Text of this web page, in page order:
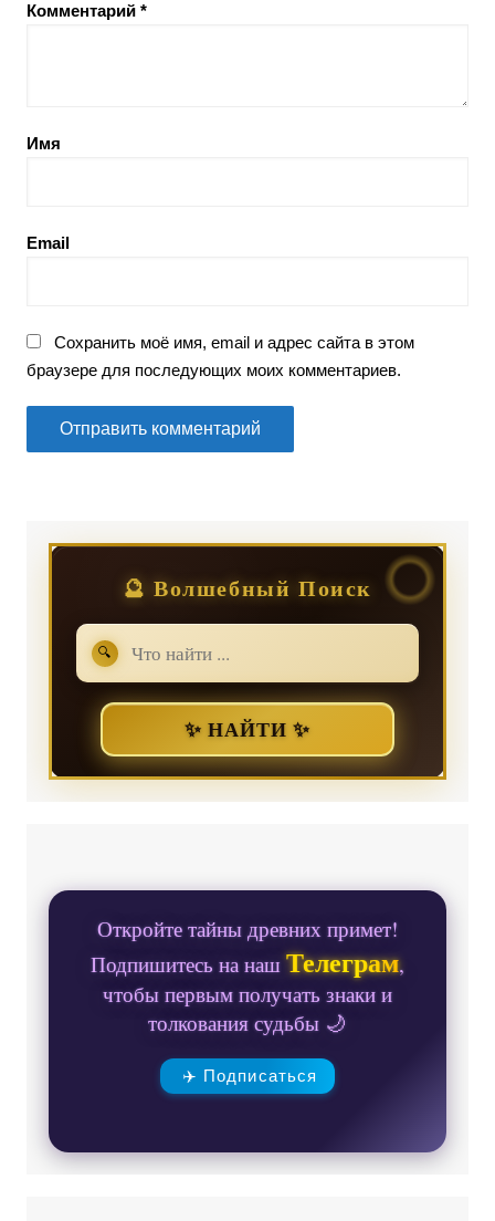
Комментарий *
Имя
Email
Сохранить моё имя, email и адрес сайта в этом
браузере для последующих моих комментариев.
🔮 Волшебный Поиск
🔍
✨ НАЙТИ ✨
Откройте тайны древних примет!
Подпишитесь на нашТелеграм,
чтобы первым получать знаки и
толкования судьбы 🌙
✈️ Подписаться